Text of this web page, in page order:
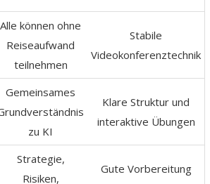
Alle können ohne
Reiseaufwand
teilnehmen
Stabile
Videokonferenztechnik
Gemeinsames
zu KI
Klare Struktur und
interaktive Übungen
Strategie,
Risiken,
Gute Vorbereitung